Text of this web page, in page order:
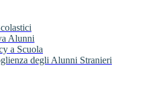
Alunni
a Scuola
degli Alunni Stranieri